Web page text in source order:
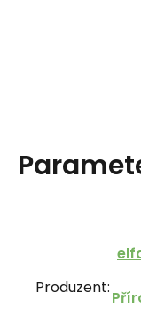
Produzent: